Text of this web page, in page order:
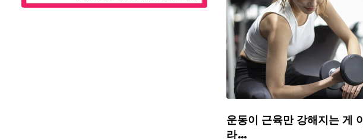
운동이 근육만 강해지는 게
라…